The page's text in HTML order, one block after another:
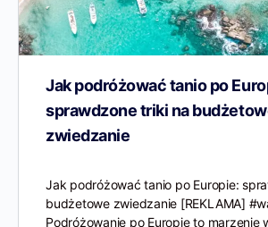
Jak podróżować tanio po
sprawdzone triki na
zwiedzanie
Jak podróżować tanio po Europie:
budżetowe zwiedzanie [REKLAMA]
Podróżowanie po Europie to marzenie